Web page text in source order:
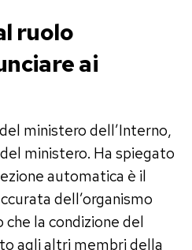
ruolo
ai
ministero dell’Interno,
ministero. Ha spiegato
automatica è il
dell’organismo
la condizione del
agli altri membri della